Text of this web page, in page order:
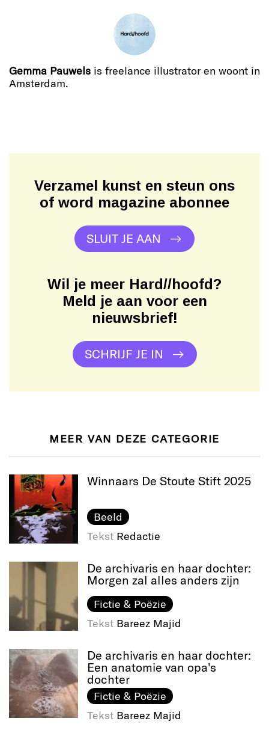
Gemma Pauwels is freelance illustrator en woont in
Amsterdam.
Verzamel kunst en steun ons
of word magazine abonnee
SLUIT JE AAN
Wil je meer Hard//hoofd?
Meld je aan voor een
nieuwsbrief!
SCHRIJF JE IN
MEER VAN DEZE CATEGORIE
Winnaars De Stoute Stift 2025
Beeld
Tekst Redactie
De archivaris en haar dochter:
Morgen zal alles anders zijn
Fictie & Poëzie
Tekst Bareez Majid
De archivaris en haar dochter:
Een anatomie van opa's
dochter
Fictie & Poëzie
Tekst Bareez Majid